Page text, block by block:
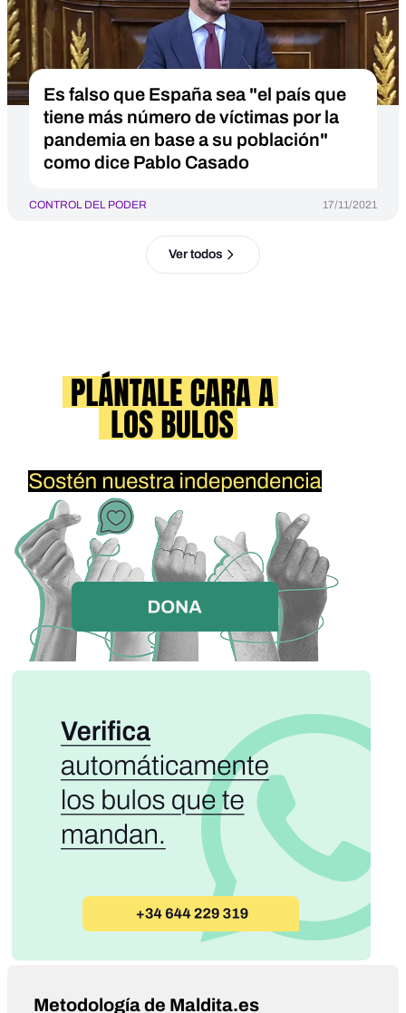
Es falso que España sea "el país que
tiene más número de víctimas por la
pandemia en base a su población"
como dice Pablo Casado
CONTROL DEL PODER 17/11/2021
Ver todos
Metodología de Maldita.es